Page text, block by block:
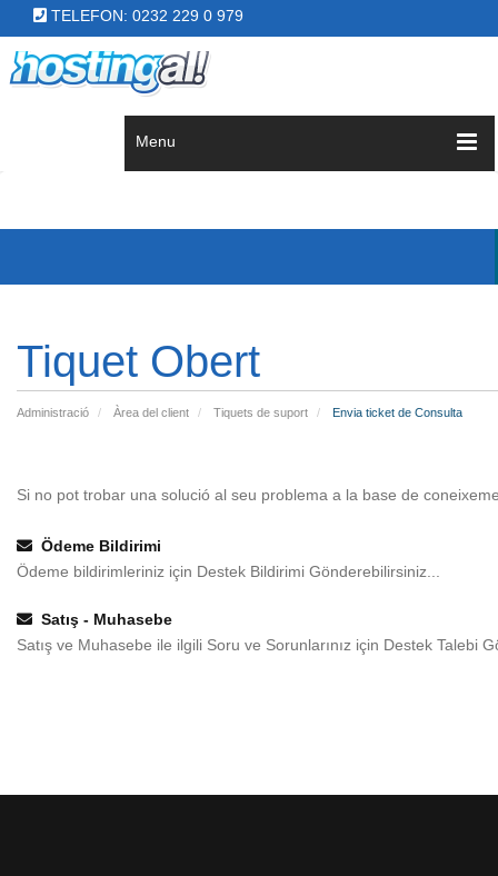
TELEFON: 0232 229 0 979
Menu
Tiquet Obert
Administració Àrea del client Tiquets de suport Envia ticket de Consulta
Si no pot trobar una solució al seu problema a la base de
Ödeme Bildirimi
Ödeme bildirimleriniz için Destek Bildirimi Gönderebilirsiniz...
Satış - Muhasebe
Satış ve Muhasebe ile ilgili Soru ve Sorunlarınız için Destek Talebi